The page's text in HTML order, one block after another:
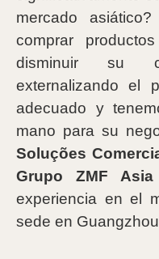
mercado
comprar
disminuir su
externalizando el
adecuado y
mano para su
Soluções
Grupo ZMF Asia
experiencia en el
sede en